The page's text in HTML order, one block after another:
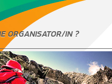
ORGANISATOR/IN ?